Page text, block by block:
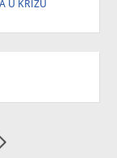
U KRIŽU